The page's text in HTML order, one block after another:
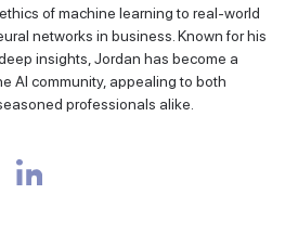
of machine learning to real-world
networks in business. Known for his
insights, Jordan has become a
AI community, appealing to both
professionals alike.